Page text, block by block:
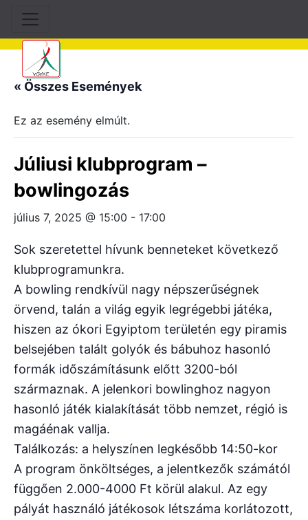
« Összes Események
Ez az esemény elmúlt.
Júliusi klubprogram –
bowlingozás
július 7, 2025 @ 15:00 - 17:00
Sok szeretettel hívunk benneteket következő
klubprogramunkra.
A bowling rendkívül nagy népszerűségnek
örvend, talán a világ egyik legrégebbi játéka,
hiszen az ókori Egyiptom területén egy piramis
belsejében talált golyók és bábuhoz hasonló
formák időszámításunk előtt 3200-ból
származnak. A jelenkori bowlinghoz nagyon
hasonló játék kialakítását több nemzet, régió is
magáénak vallja.
Találkozás: a helyszínen legkésőbb 14:50-kor
A program önköltséges, a jelentkezők számától
függően 2.000-4000 Ft körül alakul. Az egy
pályát használó játékosok létszáma korlátozott,